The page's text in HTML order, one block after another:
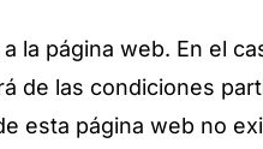
la página web. En el
de las condiciones
esta página web no